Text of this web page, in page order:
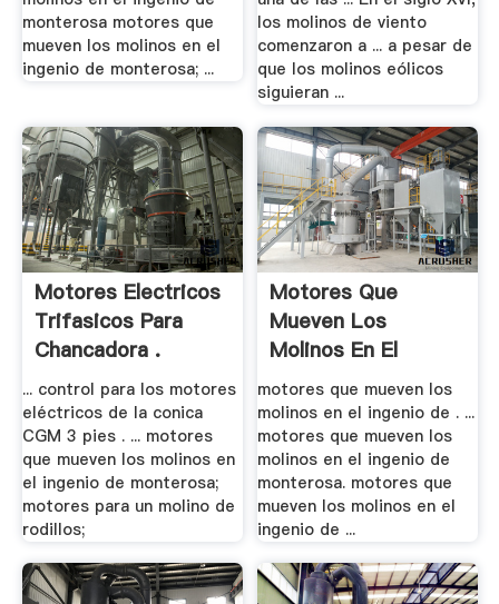
monterosa motores que
mueven los molinos en el
ingenio de monterosa; ...
los molinos de viento
comenzaron a ... a pesar de
que los molinos eólicos
siguieran ...
Motores Electricos
Trifasicos Para
Chancadora .
... control para los motores
eléctricos de la conica
CGM 3 pies . ... motores
que mueven los molinos en
el ingenio de monterosa;
motores para un molino de
rodillos;
Motores Que
Mueven Los
Molinos En El
Ingenio De .
motores que mueven los
molinos en el ingenio de . ...
motores que mueven los
molinos en el ingenio de
monterosa. motores que
mueven los molinos en el
ingenio de ...